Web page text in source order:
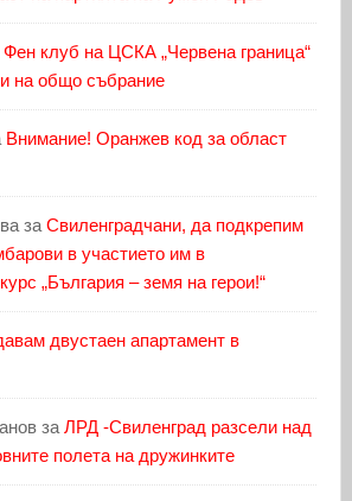
Фен клуб на ЦСКА „Червена граница“
на общо събрание
Внимание! Оранжев код за област
за Свиленградчани, да подкрепим
в участието им в
„България – земя на герои!“
двустаен апартамент в
за ЛРД -Свиленград разсели над
полета на дружинките